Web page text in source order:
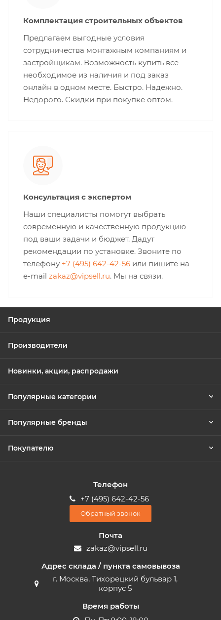
Комплектация строительных объектов
Предлагаем выгодные условия
сотрудничества монтажным компаниям и
застройщикам. Возможность купить все
необходимое из наличия и под заказ
онлайн в одном месте. Быстро. Надежно.
Недорого. Скидки при покупке оптом.
Консультация с экспертом
Наши специалисты помогут выбрать
современную и качественную продукцию
под ваши задачи и бюджет. Дадут
рекомендации по установке. Звоните по
телефону +7 (495) 642-42-56 или пишите на
e-mail zakaz@vipsell.ru. Мы на связи.
Продукция
Производители
Новинки, акции, распродажи
Популярные категории
Популярные бренды
Покупателю
Телефон
+7 (495) 642-42-56
Обратный звонок
Почта
zakaz@vipsell.ru
Адрес склада / пункта самовывоза
г. Москва, Тихорецкий бульвар 1,
корпус 5
Время работы